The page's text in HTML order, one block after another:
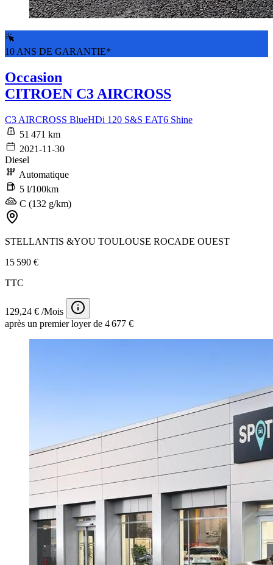
10 ANS DE GARANTIE*
Occasion
CITROEN C3 AIRCROSS
C3 AIRCROSS BlueHDi 120 S&S EAT6 Shine
51 471 km
2021-11-30
Diesel
Automatique
5 l/100km
C (132 g/km)
STELLANTIS &YOU TOULOUSE ROCADE OUEST
15 590 €
TTC
129,24 € /Mois
après un premier loyer de 4 677 €